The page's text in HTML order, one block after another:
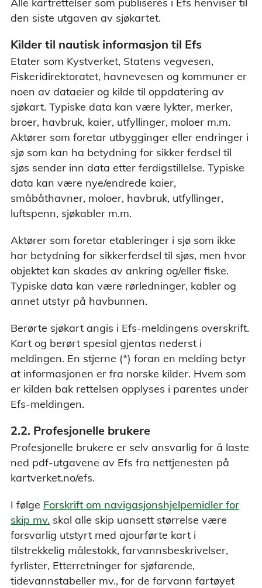
den siste utgaven av sjøkartet.
Kilder til nautisk informasjon til Efs
Etater som Kystverket, Statens vegvesen,
Fiskeridirektoratet, havnevesen og kommuner er
noen av dataeier og kilde til oppdatering av
sjøkart. Typiske data kan være lykter, merker,
broer, havbruk, kaier, utfyllinger, moloer m.m.
Aktører som foretar utbygginger eller endringer i
sjø som kan ha betydning for sikker ferdsel til
sjøs sender inn data etter ferdigstillelse. Typiske
data kan være nye/endrede kaier,
småbåthavner, moloer, havbruk, utfyllinger,
luftspenn, sjøkabler m.m.
Aktører som foretar etableringer i sjø som ikke
har betydning for sikkerferdsel til sjøs, men hvor
objektet kan skades av ankring og/eller fiske.
Typiske data kan være rørledninger, kabler og
annet utstyr på havbunnen.
Berørte sjøkart angis i Efs-meldingens overskrift.
Kart og berørt spesial gjentas nederst i
meldingen. En stjerne (*) foran en melding betyr
at informasjonen er fra norske kilder. Hvem som
er kilden bak rettelsen opplyses i parentes under
Efs-meldingen.
2.2. Profesjonelle brukere
Profesjonelle brukere er selv ansvarlig for å laste
ned pdf-utgavene av Efs fra nettjenesten på
kartverket.no/efs.
I følge Forskrift om navigasjonshjelpemidler for
skip mv. skal alle skip uansett størrelse være
forsvarlig utstyrt med ajourførte kart i
tilstrekkelig målestokk, farvannsbeskrivelser,
fyrlister, Etterretninger for sjøfarende,
tidevannstabeller mv., for de farvann fartøyet